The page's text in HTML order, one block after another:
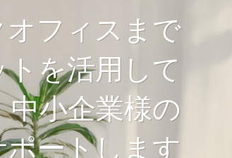
フィスまで
を活用して
中小企業様の
ートします